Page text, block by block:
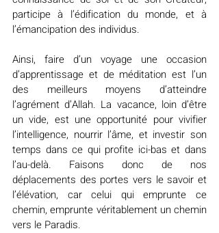
participe à l’édification du monde, et à
l’émancipation des individus.
Ainsi, faire d’un voyage une occasion
d’apprentissage et de méditation est l’un
des meilleurs moyens d’atteindre
l’agrément d’Allah. La vacance, loin d’être
un vide, est une opportunité pour vivifier
l’intelligence, nourrir l’âme, et investir son
temps dans ce qui profite ici-bas et dans
l’au-delà. Faisons donc de nos
déplacements des portes vers le savoir et
l’élévation, car celui qui emprunte ce
chemin, emprunte véritablement un chemin
vers le Paradis.